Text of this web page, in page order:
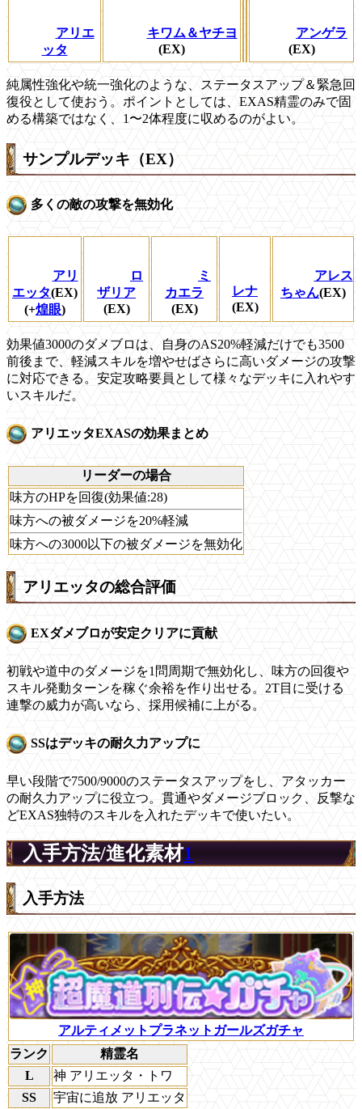
アリエ
ッタ
キワム＆ヤチヨ
(EX)
アンゲラ
(EX)
純属性強化や統一強化のような、ステータスアップ＆緊急回
復役として使おう。ポイントとしては、EXAS精霊のみで固
める構築ではなく、1〜2体程度に収めるのがよい。
サンプルデッキ（EX）
多くの敵の攻撃を無効化
アリ
エッタ(EX)
(+煌眼)
ロ
ザリア
(EX)
ミ
カエラ
(EX)
レナ
(EX)
アレス
ちゃん(EX)
効果値3000のダメブロは、自身のAS20%軽減だけでも3500
前後まで、軽減スキルを増やせばさらに高いダメージの攻撃
に対応できる。安定攻略要員として様々なデッキに入れやす
いスキルだ。
アリエッタEXASの効果まとめ
リーダーの場合
味方のHPを回復(効果値:28)
味方への被ダメージを20%軽減
味方への3000以下の被ダメージを無効化
アリエッタの総合評価
EXダメブロが安定クリアに貢献
初戦や道中のダメージを1問周期で無効化し、味方の回復や
スキル発動ターンを稼ぐ余裕を作り出せる。2T目に受ける
連撃の威力が高いなら、採用候補に上がる。
SSはデッキの耐久力アップに
早い段階で7500/9000のステータスアップをし、アタッカー
の耐久力アップに役立つ。貫通やダメージブロック、反撃な
どEXAS独特のスキルを入れたデッキで使いたい。
入手方法/進化素材1
入手方法
アルティメットプラネットガールズガチャ
ランク
精霊名
L
神 アリエッタ・トワ
SS
宇宙に追放 アリエッタ